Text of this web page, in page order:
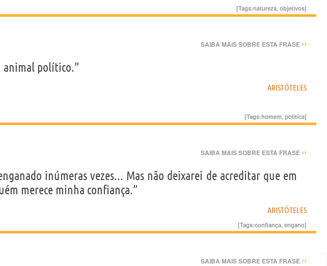
[Tags:natureza,objetivos]
SAIBA MAIS SOBRE ESTA FRASE ››
animal político.”
ARISTÓTELES
[Tags:homem,política]
SAIBA MAIS SOBRE ESTA FRASE ››
inúmeras vezes... Mas não deixarei de acreditar que em
merece minha confiança.”
ARISTÓTELES
[Tags:confiança,engano]
SAIBA MAIS SOBRE ESTA FRASE ››